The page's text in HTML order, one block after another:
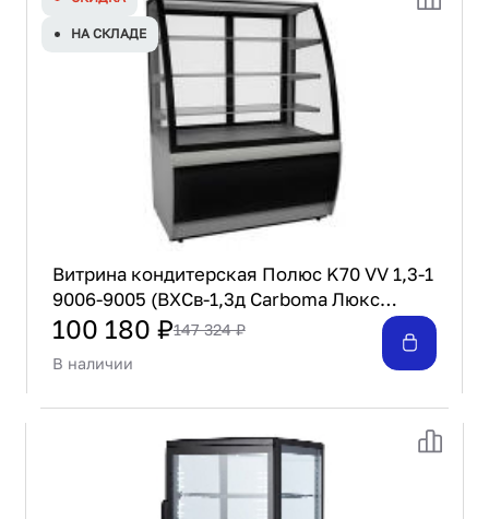
Проектирование
Сервис и монтаж
Доставка и оплата
Гарантия и возврат
Бренды
Контакты
Витрина кондитерская Полюс K70 VV 1,3-1
9006-9005 (ВХСв-1,3д Carboma Люкс
Техно)
100 180 ₽147 324 ₽
В наличии
НА СКЛАДЕ